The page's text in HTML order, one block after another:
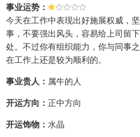
事业运势：
今天在工作中表现出好施展权威，
事，不要强出风头，容易给上司留
处。不过你有组织能力，你与同事
在工作上还是较为顺利的。
事业贵人： 属牛的人
开运方向： 正中方向
开运饰物： 水晶